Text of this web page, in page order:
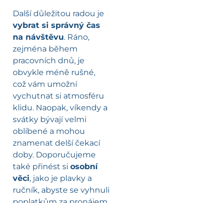
Další důležitou radou je
vybrat si správný čas
na návštěvu. Ráno,
zejména během
pracovních dnů, je
obvykle méně rušné,
což vám umožní
vychutnat si atmosféru
klidu. Naopak, víkendy a
svátky bývají velmi
oblíbené a mohou
znamenat delší čekací
doby. Doporučujeme
také přinést si osobní
věci, jako je plavky a
ručník, abyste se vyhnuli